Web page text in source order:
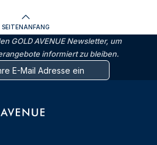
SEITENANFANG
GOLD AVENUE Newsletter, um
informiert zu bleiben.